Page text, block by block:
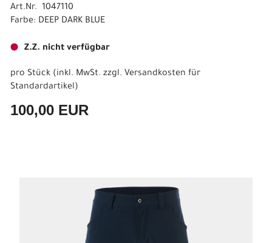
Art.Nr. 1047110
Farbe: DEEP DARK BLUE
Z.Z. nicht verfügbar
pro Stück (inkl. MwSt. zzgl. Versandkosten für
Standardartikel)
100,00 EUR